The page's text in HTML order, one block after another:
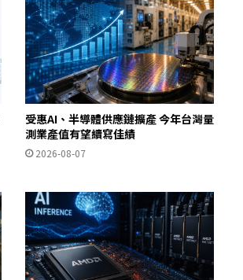
受惠AI、半導體供應鏈擴產 今年台灣量
測業產值有望續寫佳績
2026-08-07